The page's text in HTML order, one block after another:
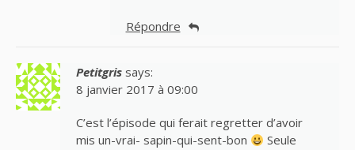
Répondre
Petitgris says:
8 janvier 2017 à 09:00
C’est l’épisode qui ferait regretter d’avoir
mis un-vrai- sapin-qui-sent-bon
Seule